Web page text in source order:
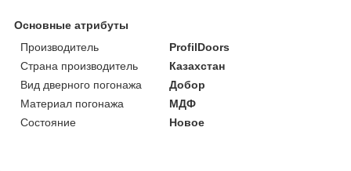
Основные атрибуты
Производитель
ProfilDoors
Страна производитель
Казахстан
Вид дверного погонажа
Добор
Материал погонажа
МДФ
Состояние
Новое